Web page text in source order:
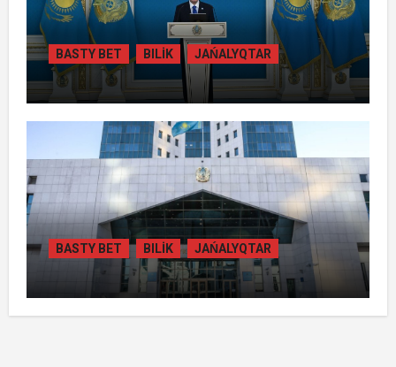
BASTY BET BILİK JAŃALYQTAR
ТОҚАЕВ БІРНЕШЕ ІРІ АВТОЖОЛ
ЖОБАСЫНЫҢ ҚҰРЫЛЫСЫН РЕСМИ
ТҮРДЕ БАСТАП БЕРДІ
BASTY BET BILİK JAŃALYQTAR
ҚАЗАҚСТАНДА
ГИДРОЭНЕРГЕТИКАНЫ ДАМЫТУДЫҢ